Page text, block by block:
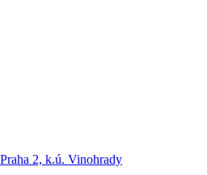
2, k.ú. Vinohrady